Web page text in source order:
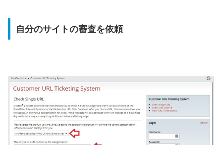
自分のサイトの審査を依頼